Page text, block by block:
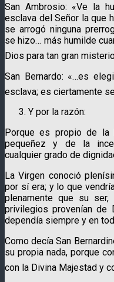
San Ambrosio: «Ve la
escla­va del Señor la que
se arrogó ninguna
se hizo… más humilde
Dios para tan gran
San Bernardo: «…es
esclava; es ciertamente
Y por la razón:
Porque es propio de la
pequeñez y de la
cualquier grado de
La Virgen conoció
por sí era; y lo que
plenamente que su
privilegios provenían
dependía siempre y en
Como decía San
su propia nada, porque
con la Divina Majestad y